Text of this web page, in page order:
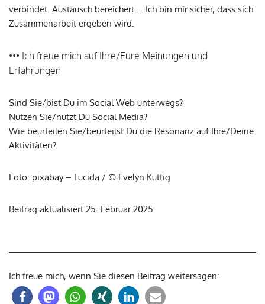
verbindet. Austausch bereichert … Ich bin mir sicher, dass sich
Zusammenarbeit ergeben wird.
••• Ich freue mich auf Ihre/Eure Meinungen und
Erfahrungen
Sind Sie/bist Du im Social Web unterwegs?
Nutzen Sie/nutzt Du Social Media?
Wie beurteilen Sie/beurteilst Du die Resonanz auf Ihre/Deine
Aktivitäten?
Foto: pixabay – Lucida / © Evelyn Kuttig
Beitrag aktualisiert 25. Februar 2025
Ich freue mich, wenn Sie diesen Beitrag weitersagen: